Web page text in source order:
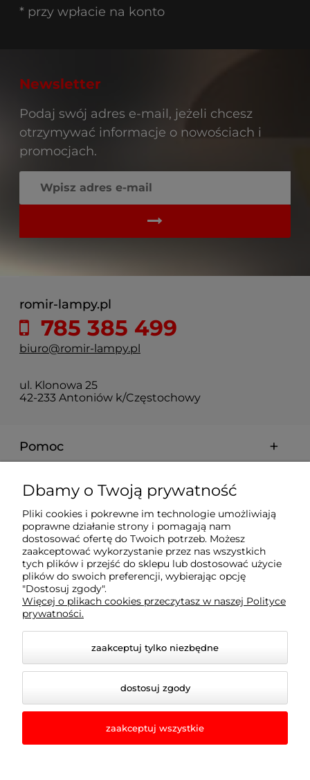
* przy wpłacie na konto
Newsletter
Podaj swój adres e-mail, jeżeli chcesz
otrzymywać informacje o nowościach i
promocjach.
romir-lampy.pl
785 385 499
biuro@romir-lampy.pl
ul. Klonowa 25
42-233 Antoniów k/Częstochowy
Pomoc
Moje konto
Płatności i dostawa
Informacje
O nas
© 2026 romir-lampy.pl. Wszelkie prawa zastrzeżone.
Dbamy o Twoją prywatność
Pliki cookies i pokrewne im technologie umożliwiają
poprawne działanie strony i pomagają nam
dostosować ofertę do Twoich potrzeb. Możesz
zaakceptować wykorzystanie przez nas wszystkich
tych plików i przejść do sklepu lub dostosować użycie
plików do swoich preferencji, wybierając opcję
"Dostosuj zgody".
Więcej o plikach cookies przeczytasz w naszej Polityce
prywatności.
zaakceptuj tylko niezbędne
dostosuj zgody
zaakceptuj wszystkie